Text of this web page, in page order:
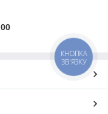
КНОПКА
ЗВ'ЯЗКУ